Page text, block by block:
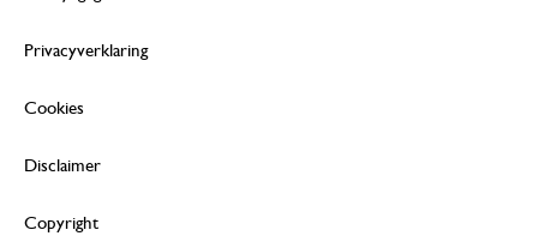
Privacyverklaring
Cookies
Disclaimer
Copyright